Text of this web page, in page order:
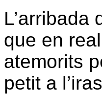
L’arribada
que en
atemorits
petit a